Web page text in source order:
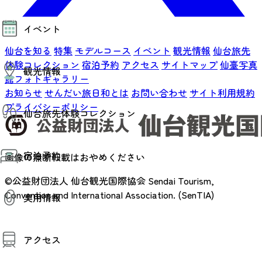
モデルコース
AIおまかせコース
みんなの旅行記
イベント
イベント情報
その他イベント情報（音楽・展示会）
スポーツ情報
コンベンション情報
観光情報
観光スポット
温泉
美味いもの
プロスポーツチーム・プロオーケストラ
仙台の銘品
仙台夜時間
宿泊施設
仙台観光マップ
仙台旅先体験コレクション
体験プログラム検索（予約）
体験トピックス
体験事業者
宿泊予約
宿泊予約
実用情報
お役立ち情報
アクセス
仙台を知る 特集 モデルコース イベント 観光情報 仙台旅先
体験コレクション 宿泊予約 アクセス サイトマップ仙臺写真
館フォトギャラリー
お知らせ せんだい旅日和とは お問い合わせ サイト利用規約
プライバシーポリシー
画像の無断転載はおやめください
©公益財団法人 仙台観光国際協会 Sendai Tourism,
Convention and International Association. (SenTIA)